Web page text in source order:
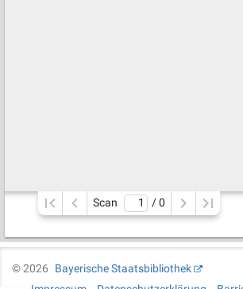
Scan / 0
©2026
Bayerische Staatsbibliothek